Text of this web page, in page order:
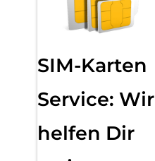
SIM-Karten
Service: Wir
helfen Dir